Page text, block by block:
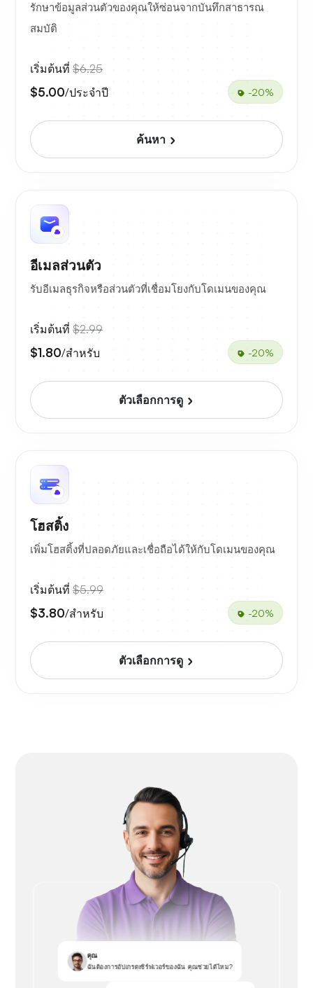
รักษาข้อมูลส่วนตัวของคุณให้ซ่อนจากบันทึกสาธารณ
สมบัติ
เริ่มต้นที่ $6.25
$5.00/ประจำปี -20%
ค้นหา
อีเมลส่วนตัว
รับอีเมลธุรกิจหรือส่วนตัวที่เชื่อมโยงกับโดเมนของคุณ
เริ่มต้นที่ $2.99
$1.80/สำหรับ -20%
ตัวเลือกการดู
โฮสติ้ง
เพิ่มโฮสติ้งที่ปลอดภัยและเชื่อถือได้ให้กับโดเมนของคุณ
เริ่มต้นที่ $5.99
$3.80/สำหรับ -20%
ตัวเลือกการดู
คุณ
ฉันต้องการอัปเกรดเซิร์ฟเวอร์ของฉัน คุณช่วยได้ไหม?